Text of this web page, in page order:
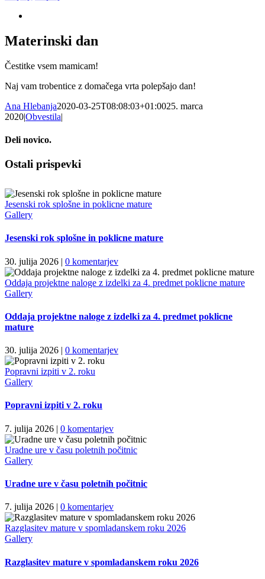
Materinski dan
Čestitke vsem mamicam!
Naj vam trobentice z domačega vrta polepšajo dan!
Ana Hlebanja2020-03-25T08:08:03+01:0025. marca
2020|Obvestila|
Deli novico.
Facebook
X
LinkedIn
WhatsApp
Email
Ostali prispevki
Jesenski rok splošne in poklicne mature
Gallery
Jesenski rok splošne in poklicne mature
30. julija 2026 | 0 komentarjev
Oddaja projektne naloge z izdelki za 4. predmet poklicne mature
Gallery
Oddaja projektne naloge z izdelki za 4. predmet poklicne
mature
30. julija 2026 | 0 komentarjev
Popravni izpiti v 2. roku
Gallery
Popravni izpiti v 2. roku
7. julija 2026 | 0 komentarjev
Uradne ure v času poletnih počitnic
Gallery
Uradne ure v času poletnih počitnic
7. julija 2026 | 0 komentarjev
Razglasitev mature v spomladanskem roku 2026
Gallery
Razglasitev mature v spomladanskem roku 2026